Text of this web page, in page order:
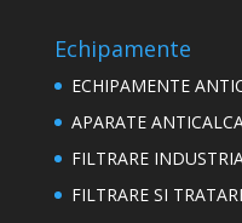
Echipamente
ECHIPAMENTE
APARATE
FILTRARE
FILTRARE SI